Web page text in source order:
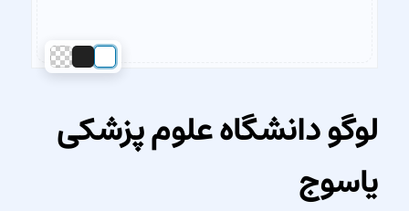
لوگو دانشگاه علوم پزشکی
یاسوج